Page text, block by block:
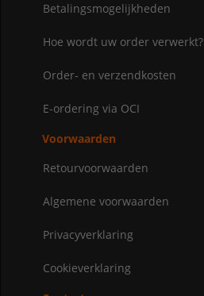
Betalingsmogelijkheden
Hoe wordt uw order verwerkt?
Order- en verzendkosten
E-ordering via OCI
Voorwaarden
Retourvoorwaarden
Algemene voorwaarden
Privacyverklaring
Cookieverklaring